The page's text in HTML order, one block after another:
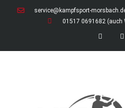
service@kampfsport-
01517 0691682 (auch